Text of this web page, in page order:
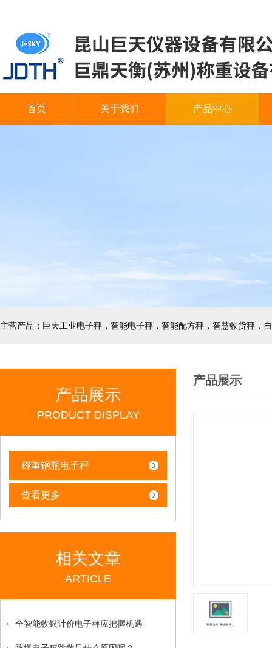
首页 关于我们 产品中心
产品展示
PRODUCT DISPLAY
称重钢瓶电子秤
查看更多
相关文章
ARTICLE
全智能收银计价电子秤应把握机遇
产品展示